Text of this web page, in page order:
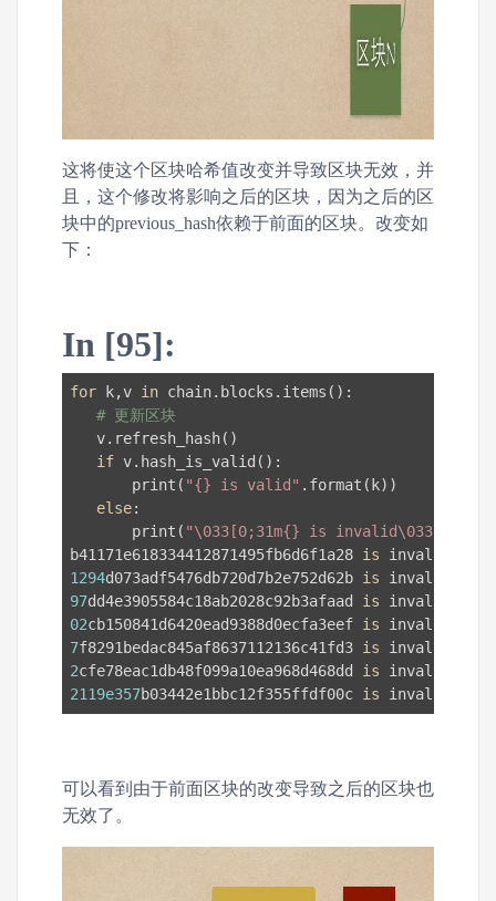
这将使这个区块哈希值改变并导致区块无效，并
且，这个修改将影响之后的区块，因为之后的区
块中的previous_hash依赖于前面的区块。改变如
下：
In [95]:
for k,v in chain.blocks.items():
# 更新区块
v.refresh_hash()
if v.hash_is_valid():
print( "{} is valid" .format(k))
else:
print( "\033[0;31m{} is invalid\033[0m"
b41171e618334412871495fb6d6f1a28 is
1294d073adf5476db720d7b2e752d62b is
97dd4e3905584c18ab2028c92b3afaad is
02cb150841d6420ead9388d0ecfa3eef is
7f8291bedac845af8637112136c41fd3 is
2cfe78eac1db48f099a10ea968d468dd is
2119e357b03442e1bbc12f355ffdf00c is invalid
可以看到由于前面区块的改变导致之后的区块也
无效了。